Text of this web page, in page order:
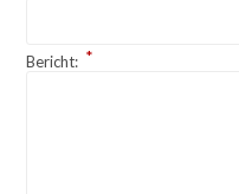
Bericht: *